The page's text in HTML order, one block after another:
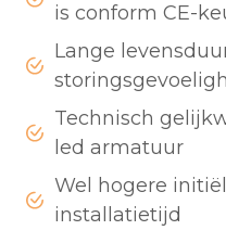
is conform CE-
Lange
Technisch
led armatuur
Wel hogere
installatietijd